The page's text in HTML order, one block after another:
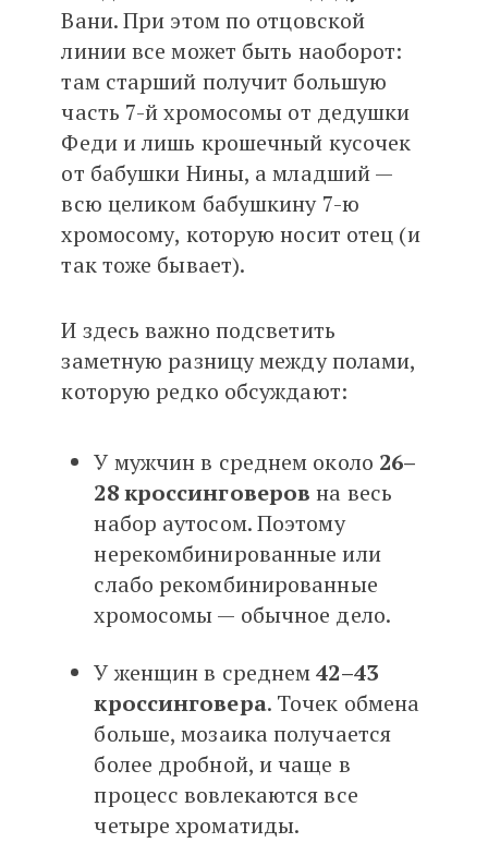
Вани. При этом по отцовской
линии все может быть наоборот:
там старший получит большую
часть 7-й хромосомы от дедушки
Феди и лишь крошечный кусочек
от бабушки Нины, а младший —
всю целиком бабушкину 7-ю
хромосому, которую носит отец (и
так тоже бывает).
И здесь важно подсветить
заметную разницу между полами,
которую редко обсуждают:
У мужчин в среднем около 26–
28 кроссинговеров на весь
набор аутосом. Поэтому
нерекомбинированные или
слабо рекомбинированные
хромосомы — обычное дело.
У женщин в среднем42–43
кроссинговера. Точек обмена
больше, мозаика получается
более дробной, и чаще в
процесс вовлекаются все
четыре хроматиды.